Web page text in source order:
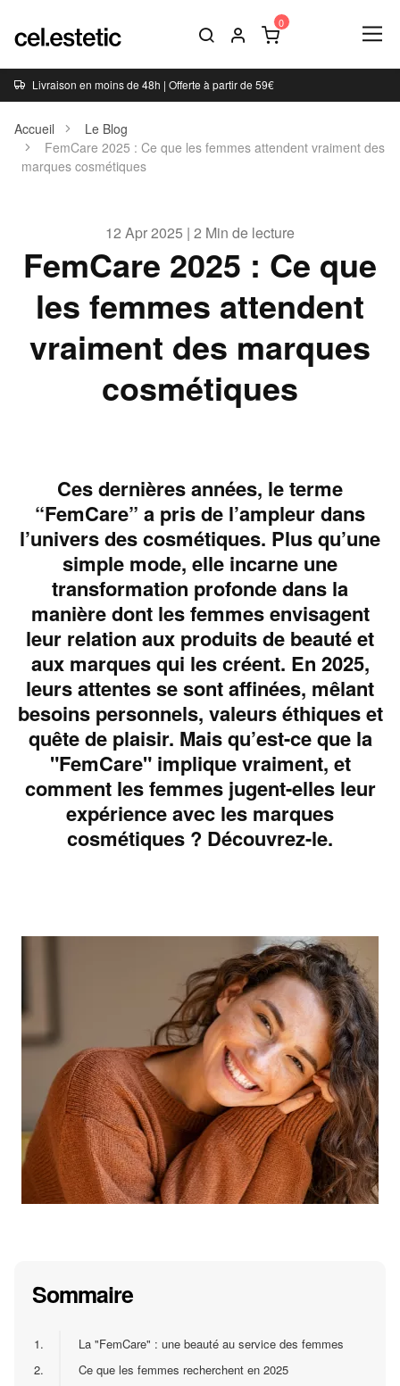
Livraison en moins de 48h | Offerte à partir de 59€
Accueil
Le Blog
FemCare 2025 : Ce que les femmes attendent vraiment des
marques cosmétiques
12 Apr 2025 | 2 Min de lecture
FemCare 2025 : Ce que
les femmes attendent
vraiment des marques
cosmétiques
Ces dernières années, le terme
“FemCare” a pris de l’ampleur dans
l’univers des cosmétiques. Plus qu’une
simple mode, elle incarne une
transformation profonde dans la
manière dont les femmes envisagent
leur relation aux produits de beauté et
aux marques qui les créent. En 2025,
leurs attentes se sont affinées, mêlant
besoins personnels, valeurs éthiques et
quête de plaisir. Mais qu’est-ce que la
"FemCare" implique vraiment, et
comment les femmes jugent-elles leur
expérience avec les marques
cosmétiques ? Découvrez-le.
Sommaire
1.
La "FemCare" : une beauté au service des femmes
2.
Ce que les femmes recherchent en 2025